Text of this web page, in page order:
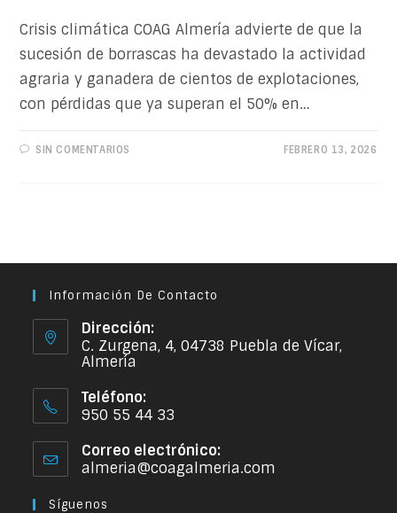
Crisis climática COAG Almería advierte de que la
sucesión de borrascas ha devastado la actividad
agraria y ganadera de cientos de explotaciones,
con pérdidas que ya superan el 50% en…
SIN COMENTARIOS FEBRERO 13, 2026
Información De Contacto
Dirección:
C. Zurgena, 4, 04738 Puebla de Vícar,
Almería
Teléfono:
950 55 44 33
Correo electrónico:
almeria@coagalmeria.com
Síguenos